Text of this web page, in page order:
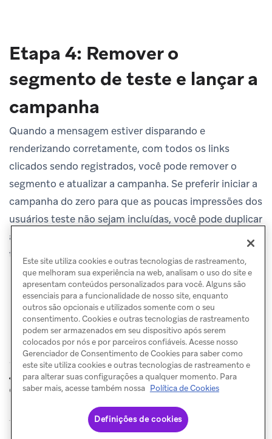
Etapa 4: Remover o
segmento de teste e lançar a
campanha
Quando a mensagem estiver disparando e
renderizando corretamente, com todos os links
clicados sendo registrados, você pode remover o
segmento e atualizar a campanha. Se preferir iniciar a
campanha do zero para que as poucas impressões dos
usuários teste não sejam incluídas, você pode duplicar
a campanha e reiniciá-la sem o segmento de usuários
teste.
ANTERIORTestar
campanhas
PRÓXIMO
Análise de
dados de Campanha
© Braze. All Rights Reserved Privacy Policy
Este site utiliza cookies e outras tecnologias de rastreamento,
que melhoram sua experiência na web, analisam o uso do site e
apresentam conteúdos personalizados para você. Alguns são
essenciais para a funcionalidade de nosso site, enquanto
outros são opcionais e utilizados somente com o seu
consentimento. Cookies e outras tecnologias de rastreamento
podem ser armazenados em seu dispositivo após serem
colocados por nós e por parceiros confiáveis. Acesse nosso
Gerenciador de Consentimento de Cookies para saber como
este site utiliza cookies e outras tecnologias de rastreamento e
para alterar suas configurações a qualquer momento. Para
saber mais, acesse também nossa Política de Cookies
Definições de cookies